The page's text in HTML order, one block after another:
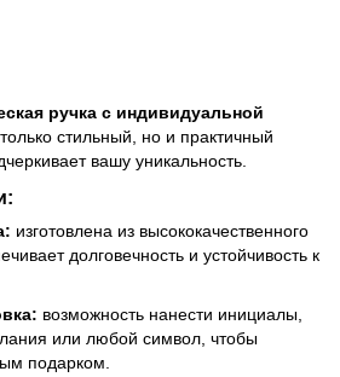
ручка с индивидуальной
стильный, но и практичный
вашу уникальность.
изготовлена из высококачественного
долговечность и устойчивость к
возможность нанести инициалы,
или любой символ, чтобы
подарком.